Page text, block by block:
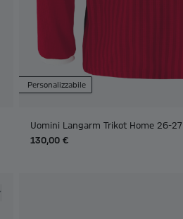
Personalizzabile
Uomini Langarm Trikot Home 26-27
130,00 €